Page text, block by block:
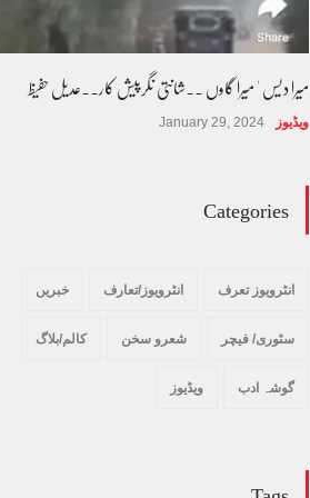
میرا دیس ' میرا گاوں ۔۔شانتی نگرپیش کار۔۔عدیل حفیظ
ویڈیوز January 29, 2024
Categories
انٹرویوز تعرف انٹرویوز/تعارف خبریں
سٹوری/ فیچر شعرو سخن کالم/بلاگ
گوشہ ادب ویڈیوز